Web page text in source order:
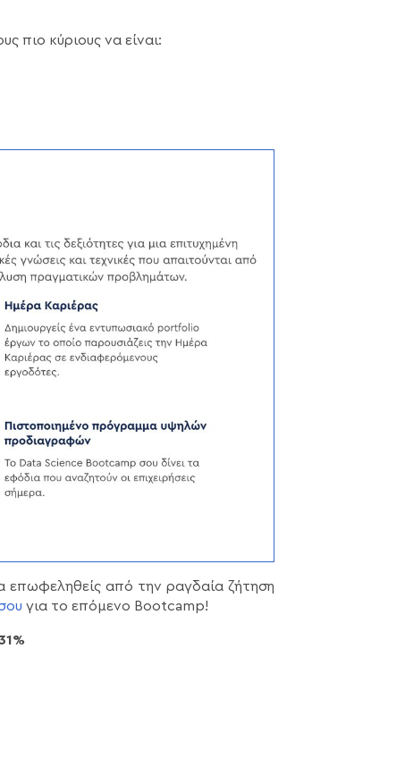
πιο κύριους να είναι:
επωφεληθείς από την ραγδαία ζήτηση
για το επόμενο Bootcamp!